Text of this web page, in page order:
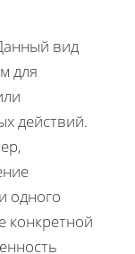
вид
для
действий.
одного
конкретной